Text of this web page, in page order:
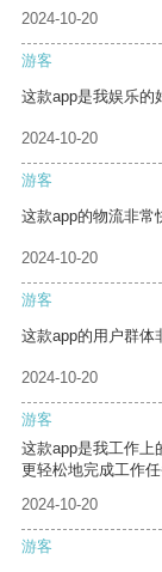
2024-10-20
游客
这款app是我娱乐的
2024-10-20
游客
这款app的物流非常
2024-10-20
游客
这款app的用户群体
2024-10-20
游客
这款app是我工作上
更轻松地完成工作任
2024-10-20
游客